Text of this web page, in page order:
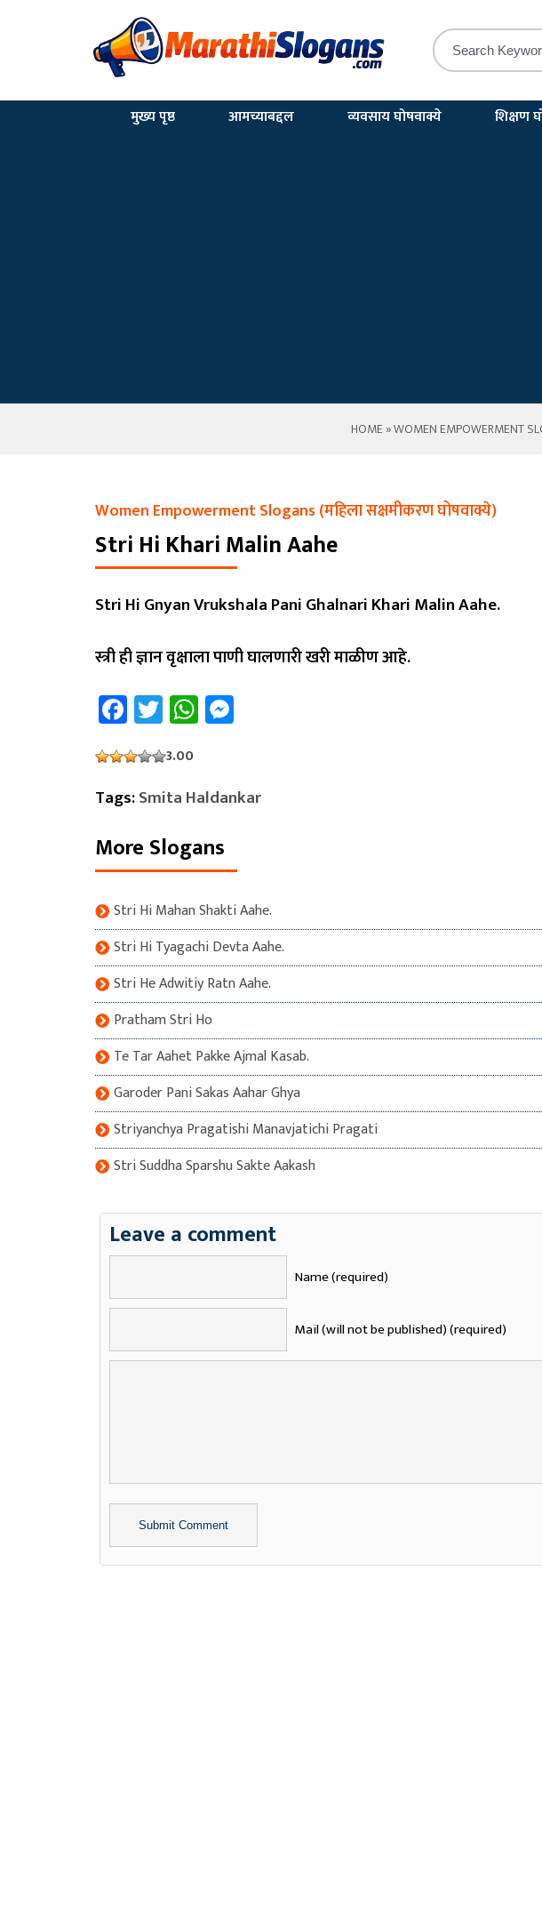
मुख्य पृष्ठ आमच्याबद्दल व्यवसाय घोषवाक्ये शिक्षण
HOME»WOMEN EMPOWERMENT
Women Empowerment Slogans (महिला सक्षमीकरण घोषवाक्ये)
Stri Hi Khari Malin Aahe
Stri Hi Gnyan Vrukshala Pani Ghalnari Khari Malin Aahe.
स्त्री ही ज्ञान वृक्षाला पाणी घालणारी खरी माळीण आहे.
Facebook
TwitterWhatsApp
3.00
Tags:Smita Haldankar
More Slogans
Stri Hi Mahan Shakti Aahe.
Stri Hi Tyagachi Devta Aahe.
Stri He Adwitiy Ratn Aahe.
Pratham Stri Ho
Te Tar Aahet Pakke Ajmal Kasab.
Garoder Pani Sakas Aahar Ghya
Striyanchya Pragatishi Manavjatichi Pragati
Stri Suddha Sparshu Sakte Aakash
Leave a comment
Name (required)
Mail (will not be published) (required)
Alternative: